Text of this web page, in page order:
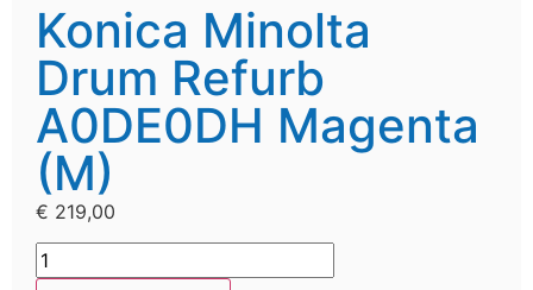
Konica Minolta
Drum Refurb
A0DE0DH Magenta
(M)
€ 219,00